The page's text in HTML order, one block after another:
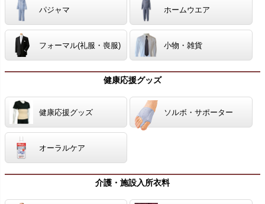
パジャマ ホームウエア
フォーマル(礼服・喪服) 小物・雑貨
健康応援グッズ
健康応援グッズ ソルボ・サポーター
オーラルケア
介護・施設入所衣料